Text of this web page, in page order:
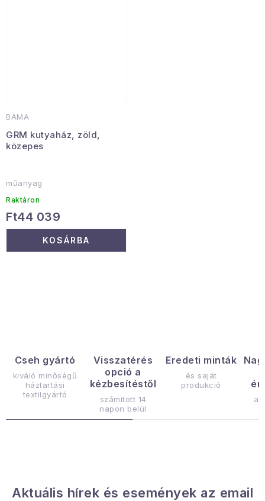
BAMA
GRM kutyaház, zöld,
közepes
műanyag
Raktáron
Ft44 039
KOSÁRBA
n
s
Cseh gyártó
kiváló minőségű
háztartási
textilgyártó
Visszatérés
opció a
kézbesítéstől
számított 14
napon belül
Eredeti minták
és saját
produkció
Aktuális hírek és események az email